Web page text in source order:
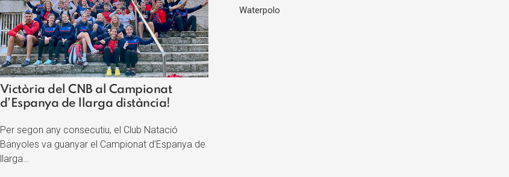
Victòria del CNB al Campionat
d’Espanya de llarga distància!
Per segon any consecutiu, el Club Natació
Banyoles va guanyar el Campionat d’Espanya de
llarga…
Waterpolo